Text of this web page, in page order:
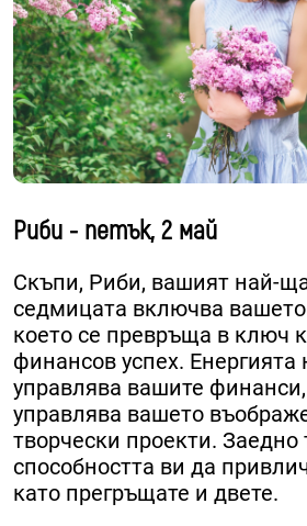
Риби - петък, 2 май
Скъпи, Риби, вашият най-
седмицата включва
което се превръща в ключ
финансов успех. Енергията
управлява вашите
управлява вашето
творчески проекти. Заедно
способността ви да
като прегръщате и двете.